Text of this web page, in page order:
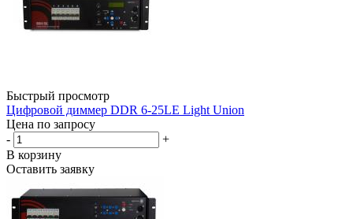
Быстрый просмотр
Цифровой диммер DDR 6-25LE Light Union
Цена по запросу
-
+
В корзину
Оставить заявку